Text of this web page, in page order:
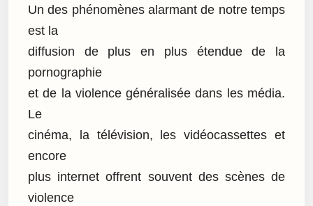
Un des phénomènes alarmant de notre temps
est la
diffusion de plus en plus étendue de la
pornographie
et de la violence généralisée dans les média.
Le
cinéma, la télévision, les vidéocassettes et
encore
plus internet offrent souvent des scènes de
violence